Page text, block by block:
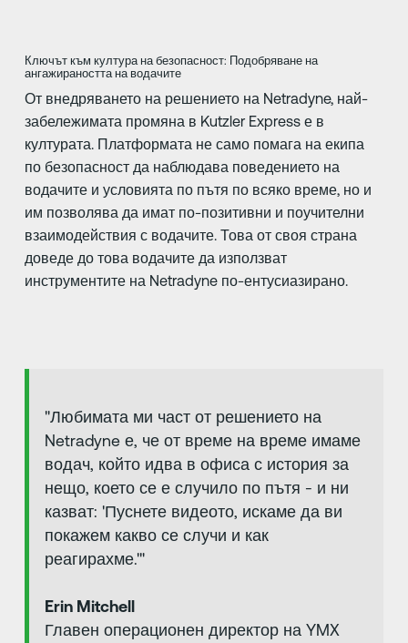
Ключът към култура на безопасност: Подобряване на
ангажираността на водачите
От внедряването на решението на Netradyne, най-
забележимата промяна в Kutzler Express е в
културата. Платформата не само помага на екипа
по безопасност да наблюдава поведението на
водачите и условията по пътя по всяко време, но и
им позволява да имат по-позитивни и поучителни
взаимодействия с водачите. Това от своя страна
доведе до това водачите да използват
инструментите на Netradyne по-ентусиазирано.
"Любимата ми част от решението на
Netradyne е, че от време на време имаме
водач, който идва в офиса с история за
нещо, което се е случило по пътя - и ни
казват: 'Пуснете видеото, искаме да ви
покажем какво се случи и как
реагирахме.'"
Erin Mitchell
Главен операционен директор на YMX